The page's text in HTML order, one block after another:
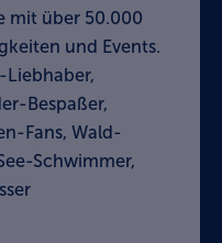
mit über 50.000
und Events.
Bespaßer,
Fans, Wald-
Schwimmer,